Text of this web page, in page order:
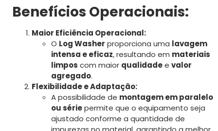
Benefícios Operacionais:
Maior Eficiência Operacional:
O Log Washer proporciona uma lavagem
intensa e eficaz, resultando em materiais
limpos com maior qualidadee valor
agregado.
Flexibilidade e Adaptação:
A possibilidade de montagem em paralelo
ou sériepermite que o equipamento seja
ajustado conforme a quantidade de